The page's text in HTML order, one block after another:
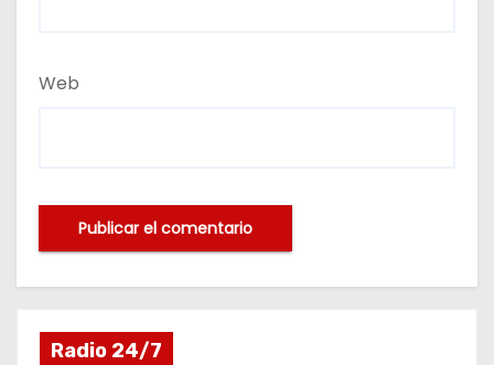
Web
Radio 24/7